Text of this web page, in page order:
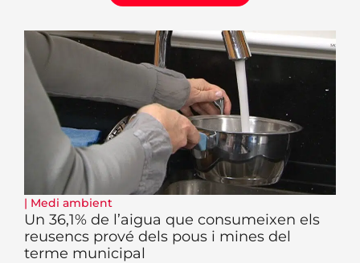
| Medi ambient
Un 36,1% de l’aigua que consumeixen els
reusencs prové dels pous i mines del
terme municipal